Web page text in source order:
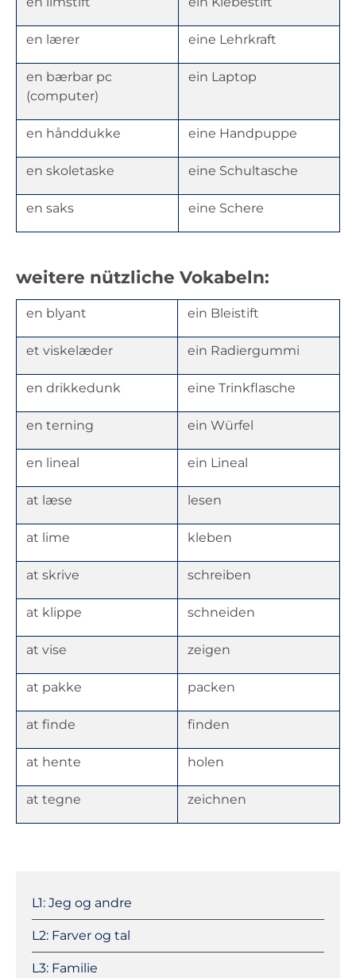
en lærer eine Lehrkraft
en bærbar pc
(computer)
ein Laptop
en hånddukke eine Handpuppe
en skoletaske eine Schultasche
en saks eine Schere
weitere nützliche Vokabeln:
en blyant ein Bleistift
et viskelæder ein Radiergummi
en drikkedunk eine Trinkflasche
en terning ein Würfel
en lineal ein Lineal
at læse lesen
at lime kleben
at skrive schreiben
at klippe schneiden
at vise zeigen
at pakke packen
at finde finden
at hente holen
at tegne zeichnen
überspringen
L1: Jeg og andre
L2: Farver og tal
L3: Familie